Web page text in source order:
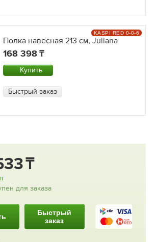
Полка навесная 213 см, Juliana
168 398
Купить
Быстрый заказ
KASPI RED 0-0-6
для заказа
Быстрый
заказ